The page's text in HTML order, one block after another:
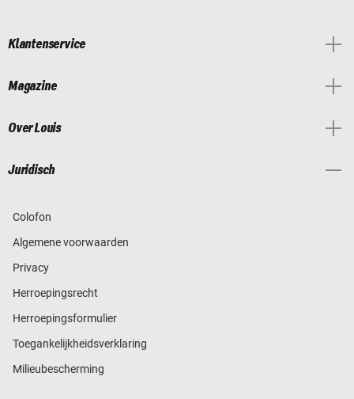
Klantenservice
Magazine
Over Louis
Juridisch
Colofon
Algemene voorwaarden
Privacy
Herroepingsrecht
Herroepingsformulier
Toegankelijkheidsverklaring
Milieubescherming